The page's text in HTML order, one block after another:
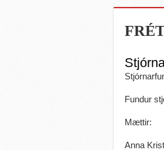
Fundur
Mættir:
Anna